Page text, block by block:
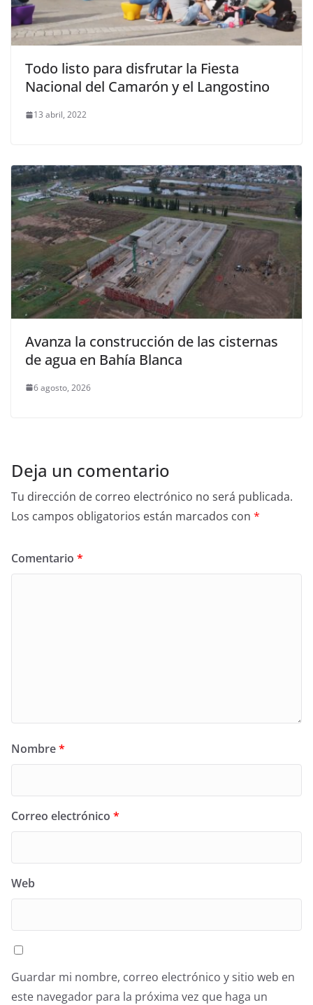
Todo listo para disfrutar la Fiesta
Nacional del Camarón y el Langostino
13 abril, 2022
Avanza la construcción de las cisternas
de agua en Bahía Blanca
6 agosto, 2026
Deja un comentario
Tu dirección de correo electrónico no será publicada.
Los campos obligatorios están marcados con *
Comentario *
Nombre*
Correo electrónico *
Web
Guardar mi nombre, correo electrónico y sitio web en
este navegador para la próxima vez que haga un